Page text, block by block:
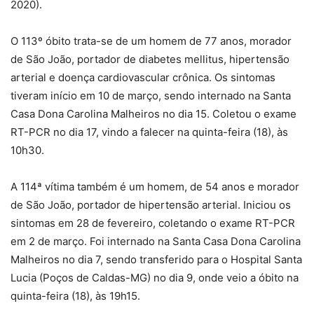
2020).
O 113º óbito trata-se de um homem de 77 anos, morador
de São João, portador de diabetes mellitus, hipertensão
arterial e doença cardiovascular crônica. Os sintomas
tiveram início em 10 de março, sendo internado na Santa
Casa Dona Carolina Malheiros no dia 15. Coletou o exame
RT-PCR no dia 17, vindo a falecer na quinta-feira (18), às
10h30.
A 114ª vítima também é um homem, de 54 anos e morador
de São João, portador de hipertensão arterial. Iniciou os
sintomas em 28 de fevereiro, coletando o exame RT-PCR
em 2 de março. Foi internado na Santa Casa Dona Carolina
Malheiros no dia 7, sendo transferido para o Hospital Santa
Lucia (Poços de Caldas-MG) no dia 9, onde veio a óbito na
quinta-feira (18), às 19h15.